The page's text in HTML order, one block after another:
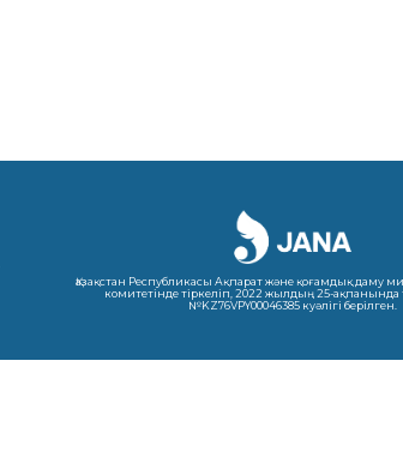
Қазақстан Республикасы Ақпарат және қоғамдық даму
комитетінде тіркеліп, 2022 жылдың 25-ақпанында
№KZ76VPY00046385 куәлігі берілген.